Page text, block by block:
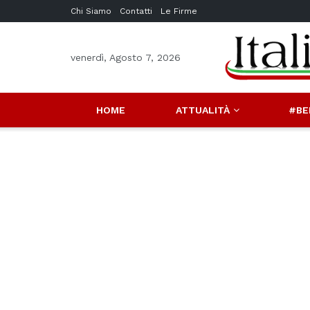
Chi Siamo Contatti Le Firme
venerdì, Agosto 7, 2026
HOME ATTUALITÀ